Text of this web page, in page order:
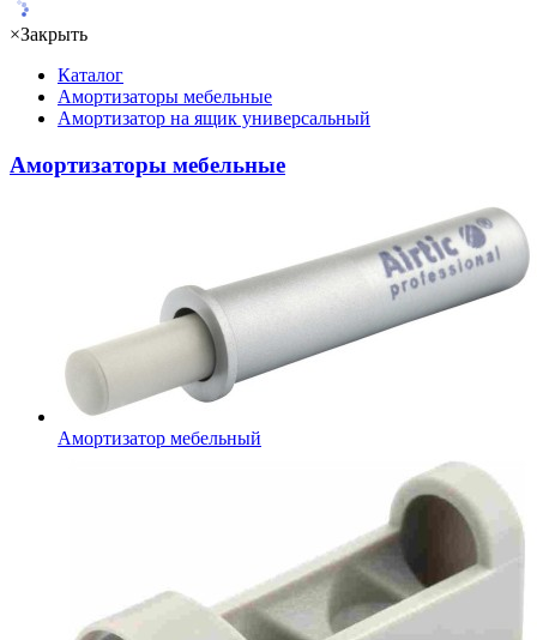
×Закрыть
Каталог
Амортизаторы мебельные
Амортизатор на ящик универсальный
Амортизаторы мебельные
Амортизатор мебельный